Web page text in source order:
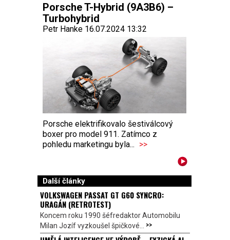
Porsche T-Hybrid (9A3B6) –
Turbohybrid
Petr Hanke 16.07.2024 13:32
Porsche elektrifikovalo šestiválcový
boxer pro model 911. Zatímco z
pohledu marketingu byla... >>
Další články
VOLKSWAGEN PASSAT GT G60 SYNCRO:
URAGÁN (RETROTEST)
Koncem roku 1990 šéfredaktor Automobilu
Milan Jozíf vyzkoušel špičkové... >>